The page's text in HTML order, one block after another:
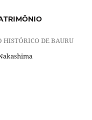
HISTÓRICO DE BAURU